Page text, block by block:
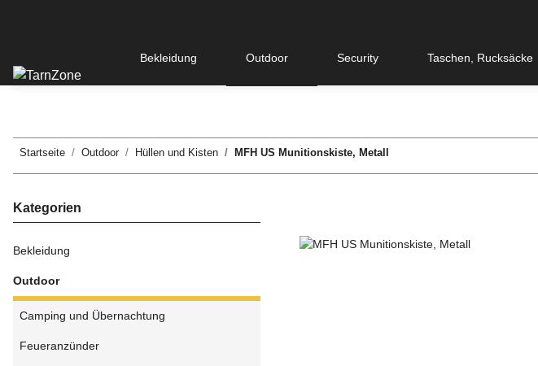
Bekleidung Outdoor Security Taschen, Rucksäcke
Startseite Outdoor Hüllen und Kisten MFH US Munitionskiste, Metall
Kategorien
Bekleidung
Outdoor
Camping und Übernachtung
Feueranzünder